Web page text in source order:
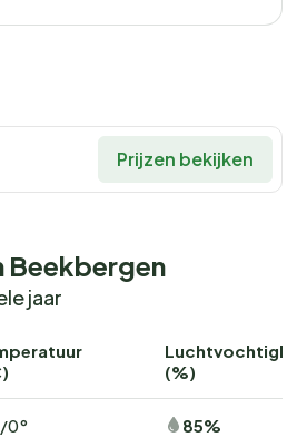
Prijzen bekijken
Beekbergen
jaar
(%)
/0° 85%